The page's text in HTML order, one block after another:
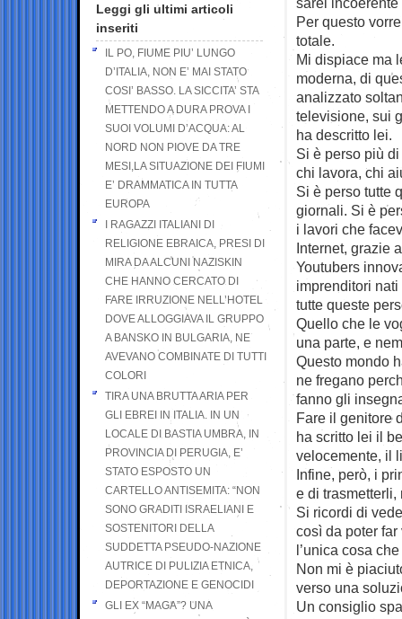
Per questo
totale.
Mi dispiace ma
moderna, di
analizzato
televisione, sui
ha descritto lei.
Si è perso più
chi lavora, chi
Si è perso tutte
giornali. Si è
i lavori che
Internet, grazie
Youtubers
imprenditori
tutte queste
Quello che le
una parte, e
Questo mondo
ne fregano
fanno gli
Fare il genitore
ha scritto lei il
velocemente, il
Infine, però, i
e di
Si ricordi di
così da poter
l’unica cosa
Non mi è
verso una
Un consiglio
Leggi gli ultimi articoli
inseriti
IL PO, FIUME PIU’ LUNGO
D’ITALIA, NON E’ MAI STATO
COSI’ BASSO. LA SICCITA’ STA
METTENDO A DURA PROVA I
SUOI VOLUMI D’ACQUA: AL
NORD NON PIOVE DA TRE
MESI,LA SITUAZIONE DEI FIUMI
E’ DRAMMATICA IN TUTTA
EUROPA
I RAGAZZI ITALIANI DI
RELIGIONE EBRAICA, PRESI DI
MIRA DA ALCUNI NAZISKIN
CHE HANNO CERCATO DI
FARE IRRUZIONE NELL’HOTEL
DOVE ALLOGGIAVA IL GRUPPO
A BANSKO IN BULGARIA, NE
AVEVANO COMBINATE DI TUTTI
COLORI
TIRA UNA BRUTTA ARIA PER
GLI EBREI IN ITALIA. IN UN
LOCALE DI BASTIA UMBRA, IN
PROVINCIA DI PERUGIA, E’
STATO ESPOSTO UN
CARTELLO ANTISEMITA: “NON
SONO GRADITI ISRAELIANI E
SOSTENITORI DELLA
SUDDETTA PSEUDO-NAZIONE
AUTRICE DI PULIZIA ETNICA,
DEPORTAZIONE E GENOCIDI
GLI EX “MAGA”? UNA